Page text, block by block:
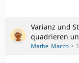
Varianz und
quadrieren
Mathe_Marco